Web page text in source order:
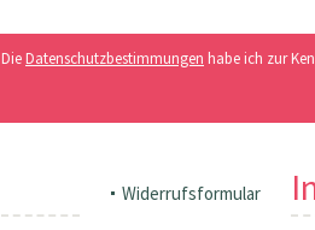
DieDatenschutzbestimmungen habe ich zur
Widerrufsformular